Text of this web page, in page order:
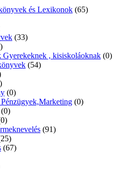
és Lexikonok (65)
(33)
, kisiskoláoknak (0)
(54)
(0)
(0)
(0)
(91)
(67)